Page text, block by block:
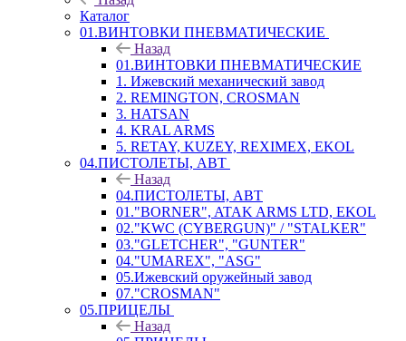
Каталог
01.ВИНТОВКИ ПНЕВМАТИЧЕСКИЕ
Назад
01.ВИНТОВКИ ПНЕВМАТИЧЕСКИЕ
1. Ижевский механический завод
2. REMINGTON, CROSMAN
3. HATSAN
4. KRAL ARMS
5. RETAY, KUZEY, REXIMEX, EKOL
04.ПИСТОЛЕТЫ, АВТ
Назад
04.ПИСТОЛЕТЫ, АВТ
01."BORNER", ATAK ARMS LTD, EKOL
02."KWC (CYBERGUN)" / "STALKER"
03."GLETCHER", "GUNTER"
04."UMAREX", "ASG"
05.Ижевский оружейный завод
07."CROSMAN"
05.ПРИЦЕЛЫ
Назад